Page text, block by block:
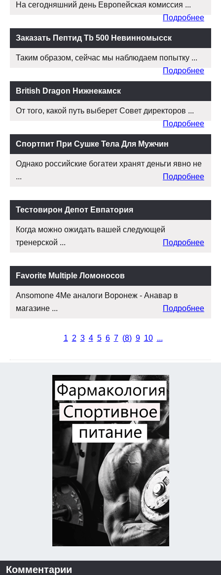
На сегодняшний день Европейская комиссия ...
Подробнее
Заказать Пептид Tb 500 Невинномысск
Таким образом, сейчас мы наблюдаем попытку ...
Подробнее
British Dragon Нижнекамск
От того, какой путь выберет Совет директоров ...
Подробнее
Спортпит При Сушке Тела Для Мужчин
Однако российские богатеи хранят деньги явно не
...
Подробнее
Тестовирон Депот Евпатория
Когда можно ожидать вашей следующей
тренерской ...
Подробнее
Favorite Multiple Ломоносов
Ansomone 4Me аналоги Воронеж - Анавар в
магазине ...
Подробнее
1 2 3 4 5 6 7 (8) 9 10 ...
Комментарии